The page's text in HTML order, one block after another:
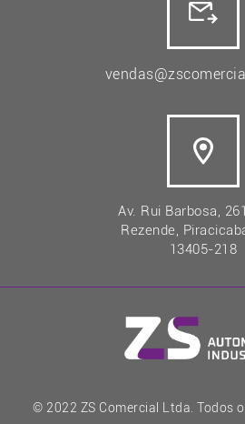
Av. Rui Barbosa,
Rezende,
13405-218
© 2022 ZS Comercial Ltda. Todos